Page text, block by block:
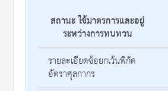
สถานะใช้มาตรการและอยู่
ระหว่างการทบทวน
รายละเอียดข้อยกเว้นพิกัด
อัตราศุลกากร